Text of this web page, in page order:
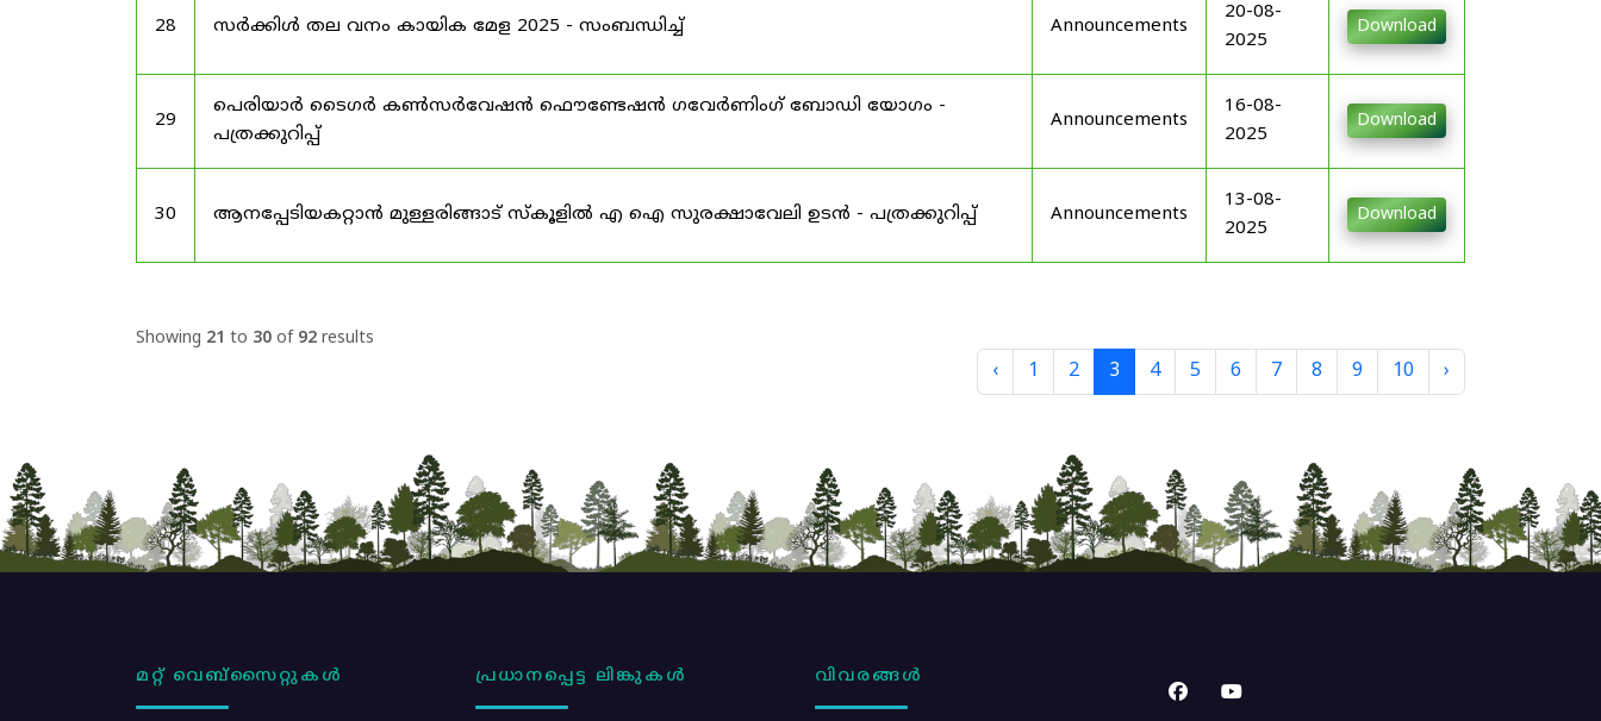
28 സർക്കിൾ തല വനം കായിക മേള 2025 - സംബന്ധിച്ച് Announcements
20-08-
2025
Download
29
പെരിയാർ ടൈഗർ കൺസർവേഷൻ ഫൌണ്ടേഷൻ ഗവേർണിംഗ് ബോഡി യോഗം -
പത്രക്കുറിപ്പ്
Announcements
16-08-
2025
Download
30 ആനപ്പേടിയകറ്റാൻ മുള്ളരിങ്ങാട് സ്കൂളിൽ എ ഐ സുരക്ഷാവേലി ഉടൻ - പത്രക്കുറിപ്പ് Announcements
13-08-
2025
Download
Showing 21 to 30 of 92 results
‹ 1 2 3 4 5 6 7 8 9 10 ›
മറ്റ് വെബ്സൈറ്റുകൾ പ്രധാനപ്പെട്ട ലിങ്കുകൾ വിവരങ്ങൾ